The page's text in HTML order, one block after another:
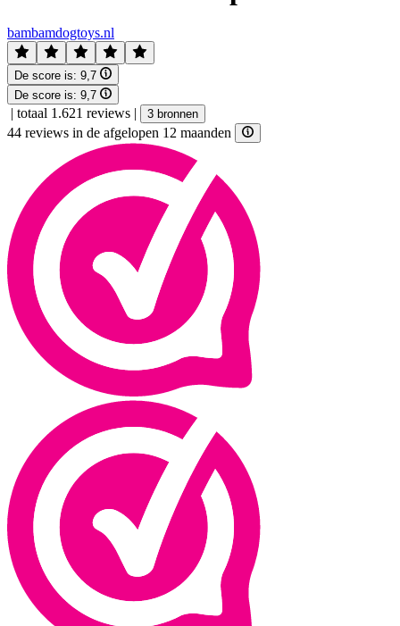
bambamdogtoys.nl
De score is: 9,7
De score is: 9,7
| totaal 1.621 reviews | 3 bronnen
44 reviews in de afgelopen 12 maanden